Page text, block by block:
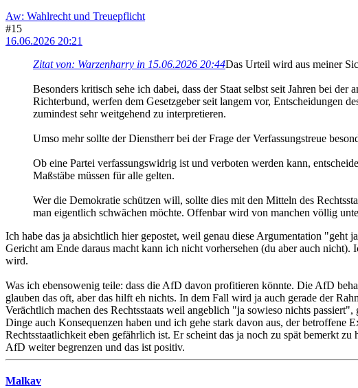
Aw: Wahlrecht und Treuepflicht
#15
16.06.2026 20:21
Zitat von: Warzenharry in 15.06.2026 20:44Das Urteil wird aus meiner
Besonders kritisch sehe ich dabei, dass der Staat selbst seit Jahren bei
Richterbund, werfen dem Gesetzgeber seit langem vor, Entscheidungen
zumindest sehr weitgehend zu interpretieren.
Umso mehr sollte der Dienstherr bei der Frage der Verfassungstreue
Ob eine Partei verfassungswidrig ist und verboten werden kann,
Maßstäbe müssen für alle gelten.
Wer die Demokratie schützen will, sollte dies mit den Mitteln des
man eigentlich schwächen möchte. Offenbar wird von manchen völlig
Ich habe das ja absichtlich hier gepostet, weil genau diese Argumentation
Gericht am Ende daraus macht kann ich nicht vorhersehen (du aber auch
wird.
Was ich ebensowenig teile: dass die AfD davon profitieren könnte. Die AfD
glauben das oft, aber das hilft eh nichts. In dem Fall wird ja auch gerade der
Verächtlich machen des Rechtsstaats weil angeblich "ja sowieso nichts
Dinge auch Konsequenzen haben und ich gehe stark davon aus, der betroffene
Rechtsstaatlichkeit eben gefährlich ist. Er scheint das ja noch zu spät bemerkt
AfD weiter begrenzen und das ist positiv.
Malkav